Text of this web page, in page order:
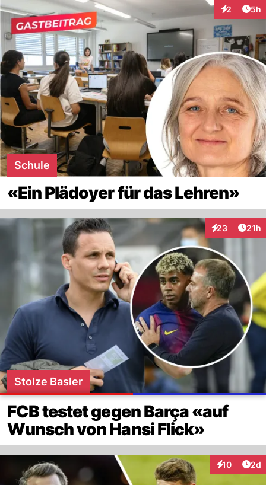
2 5h
Schule
«Ein Plädoyer für das Lehren»
23
Interaktionen
21h
Stolze Basler
FCB testet gegen Barça «auf
Wunsch von Hansi Flick»
10
Interaktionen
2d